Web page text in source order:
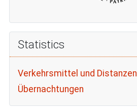
Statistics
Verkehrsmittel und Distanzen
Übernachtungen